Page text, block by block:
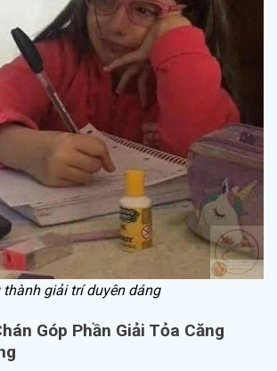
giải trí duyên dáng
Góp Phần Giải Tỏa Căng